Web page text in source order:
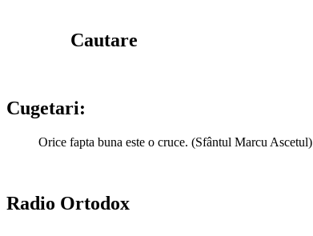
Cautare
Cugetari:
Orice fapta buna este o cruce. (Sfântul Marcu Ascetul)
Radio Ortodox